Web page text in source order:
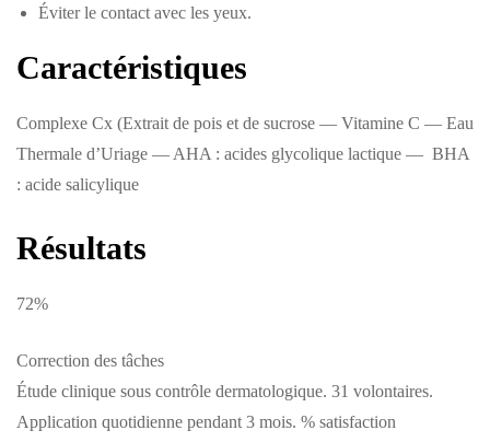
Éviter le contact avec les yeux.
Caractéristiques
Complexe Cx (Extrait de pois et de sucrose — Vitamine C — Eau
Thermale d’Uriage — AHA : acides glycolique lactique — BHA
: acide salicylique
Résultats
72%
Correction des tâches
Étude clinique sous contrôle dermatologique. 31 volontaires.
Application quotidienne pendant 3 mois. % satisfaction